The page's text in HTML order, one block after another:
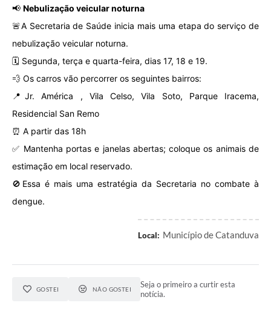
A Prefeitura
Jornal
Agenda
Diário Oficial
Contato
📢 Nebulização veicular noturna
🚨A Secretaria de Saúde inicia mais uma etapa do serviço de
nebulização veicular noturna.
🗓️ Segunda, terça e quarta-feira, dias 17, 18 e 19.
💨 Os carros vão percorrer os seguintes bairros:
📍Jr. América , Vila Celso, Vila Soto, Parque Iracema,
Residencial San Remo
⏰ A partir das 18h
✅ Mantenha portas e janelas abertas; coloque os animais de
estimação em local reservado.
🚫Essa é mais uma estratégia da Secretaria no combate à
dengue.
Local: Município de Catanduva
GOSTEI NÃO GOSTEI
Seja o primeiro a curtir esta
notícia.